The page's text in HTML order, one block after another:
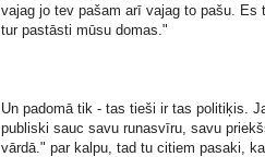
vajag jo tev pašam arī vajag to pašu.
tur pastāsti mūsu domas."
Un padomā tik - tas tieši ir tas politiķis.
publiski sauc savu runasvīru, savu
vārdā." par kalpu, tad tu citiem pasaki,